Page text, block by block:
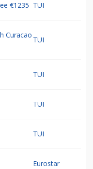
€1235 TUI
Curacao
TUI
TUI
TUI
TUI
Eurostar